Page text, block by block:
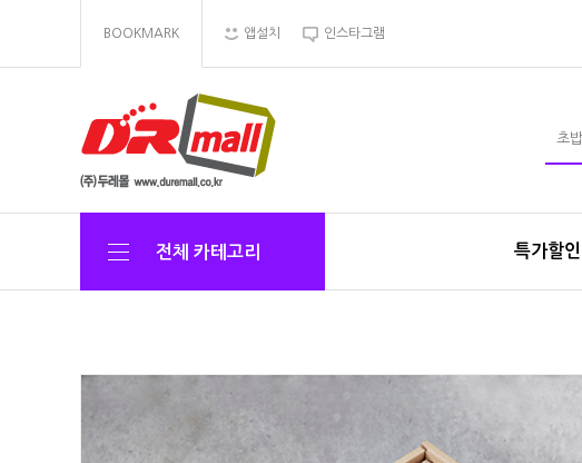
BOOKMARK 앱설치 인스타그램
전체 카테고리 특가할인